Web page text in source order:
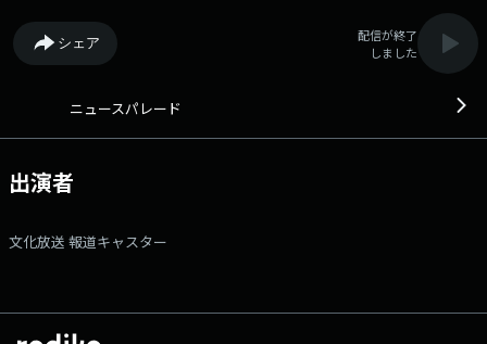
シェア
配信が終了
しました
ニュースパレード
出演者
文化放送 報道キャスター